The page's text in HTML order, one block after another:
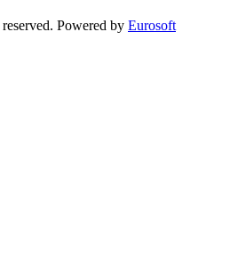
Powered by Eurosoft